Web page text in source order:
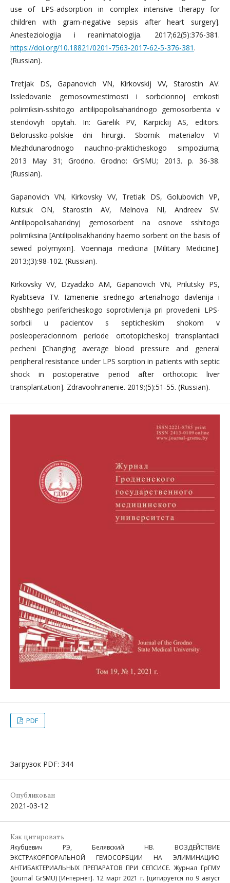
use of LPS-adsorption in complex intensive therapy for
children with gram-negative sepsis after heart surgery].
Anesteziologija i reanimatologija. 2017;62(5):376-381.
https://doi.org/10.18821/0201-7563-2017-62-5-376-381 .
(Russian).
Tretjak DS, Gapanovich VN, Kirkovskij VV, Starostin AV.
Issledovanie gemosovmestimosti i sorbcionnoj emkosti
polimiksin-sshitogo antilipopolisaharidnogo gemosorbenta v
stendovyh opytah. In: Garelik PV, Karpickij AS, editors.
Belorussko-polskie dni hirurgii. Sbornik materialov VI
Mezhdunarodnogo nauchno-prakticheskogo simpoziuma;
2013 May 31; Grodno. Grodno: GrSMU; 2013. p. 36-38.
(Russian).
Gapanovich VN, Kirkovsky VV, Tretiak DS, Golubovich VP,
Kutsuk ON, Starostin AV, Melnova NI, Andreev SV.
Antilipopolisaharidnyj gemosorbent na osnove sshitogo
polimiksina [Antilipolisakharidny haemo sorbent on the basis of
sewed polymyxin]. Voennaja medicina [Military Medicine].
2013;(3):98-102. (Russian).
Kirkovsky VV, Dzyadzko AM, Gapanovich VN, Prilutsky PS,
Ryabtseva TV. Izmenenie srednego arterialnogo davlenija i
obshhego perifericheskogo soprotivlenija pri provedenii LPS-
sorbcii u pacientov s septicheskim shokom v
posleoperacionnom periode ortotopicheskoj transplantacii
pecheni [Changing average blood pressure and general
peripheral resistance under LPS sorption in patients with septic
shock in postoperative period after orthotopic liver
transplantation]. Zdravoohranenie. 2019;(5):51-55. (Russian).
PDF
Загрузок PDF: 344
Опубликован
2021-03-12
Как цитировать
Якубцевич РЭ, Белявский НВ. ВОЗДЕЙСТВИЕ
ЭКСТРАКОРПОРАЛЬНОЙ ГЕМОСОРБЦИИ НА ЭЛИМИНАЦИЮ
АНТИБАКТЕРИАЛЬНЫХ ПРЕПАРАТОВ ПРИ СЕПСИСЕ. Журнал ГрГМУ
(Journal GrSMU) [Интернет]. 12 март 2021 г. [цитируется по 9 август